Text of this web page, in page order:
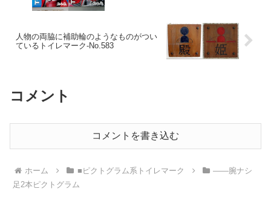
人物の両脇に補助輪のようなものがつい
ているトイレマーク‐No.583
コメント
コメントを書き込む
ホーム ■ピクトグラム系トイレマーク
――腕ナシ
足2本ピクトグラム